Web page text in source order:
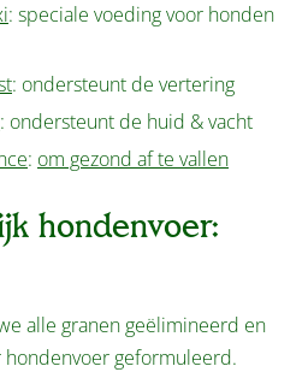
: speciale voeding voor honden
: ondersteunt de vertering
: ondersteunt de huid & vacht
: om gezond af te vallen
hondenvoer:
alle granen geëlimineerd en
geformuleerd.